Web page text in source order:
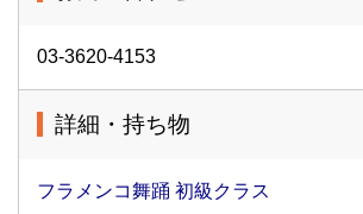
03-3620-4153
詳細・持ち物
フラメンコ舞踊 初級クラス